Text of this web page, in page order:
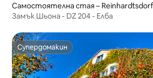
Самостоятелна стая –
na
Замък Шьона - DZ 204 - Елба
Супердомакин
Супердомакин